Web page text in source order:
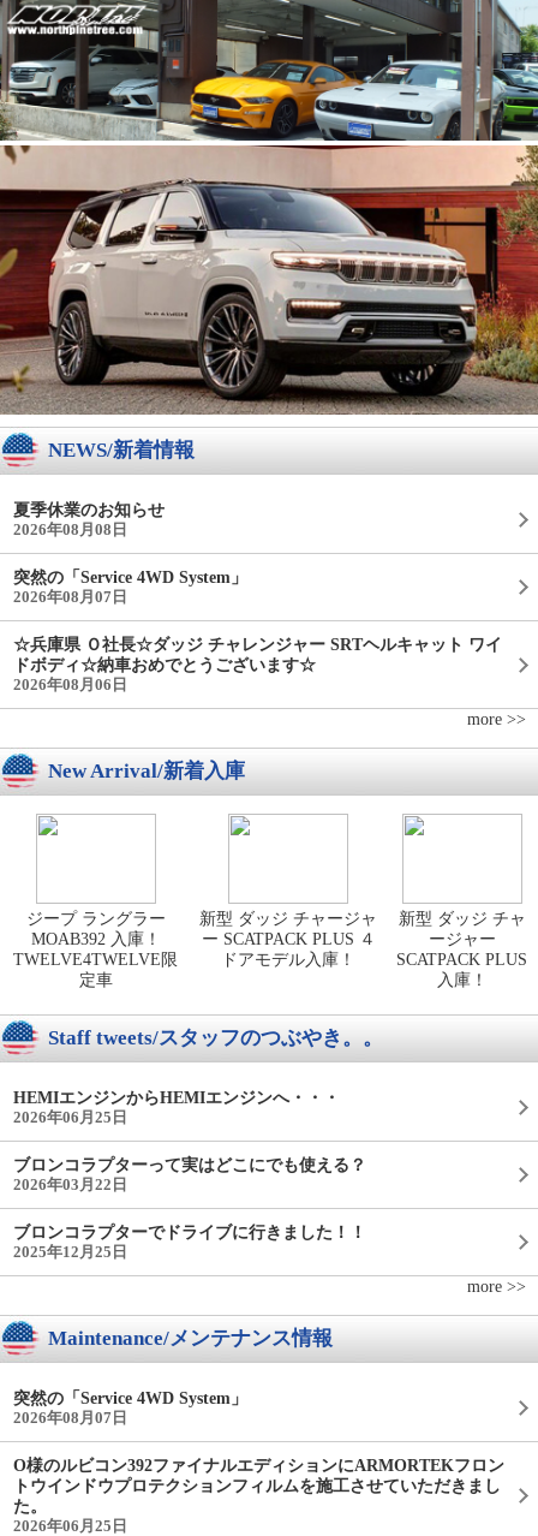
NEWS/新着情報
夏季休業のお知らせ
2026年08月08日
突然の「Service 4WD System」
2026年08月07日
☆兵庫県 Ｏ社長☆ダッジ チャレンジャー SRTヘルキャット ワイ
ドボディ☆納車おめでとうございます☆
2026年08月06日
more >>
New Arrival/新着入庫
ジープ ラングラー
MOAB392 入庫！
TWELVE4TWELVE限
定車
新型 ダッジ チャージャ
ー SCATPACK PLUS ４
ドアモデル入庫！
新型 ダッジ チャ
ージャー
SCATPACK PLUS
入庫！
Staff tweets/スタッフのつぶやき。。
HEMIエンジンからHEMIエンジンへ・・・
2026年06月25日
ブロンコラプターって実はどこにでも使える？
2026年03月22日
ブロンコラプターでドライブに行きました！！
2025年12月25日
more >>
Maintenance/メンテナンス情報
突然の「Service 4WD System」
2026年08月07日
O様のルビコン392ファイナルエディションにARMORTEKフロン
トウインドウプロテクションフィルムを施工させていただきまし
た。
2026年06月25日